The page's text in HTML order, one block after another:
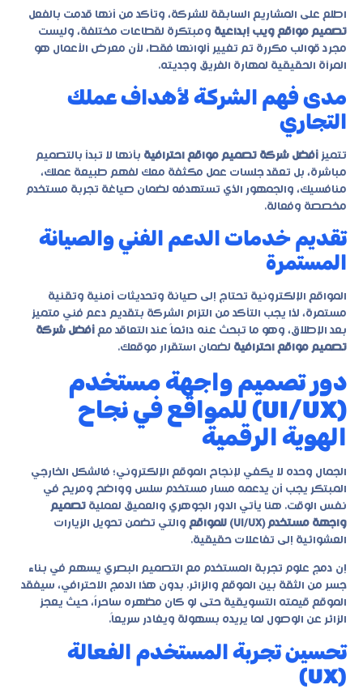
اطلع على المشاريع السابقة للشركة، وتأكد من أنها قدمت بالفعل
تصميم مواقع ويب إبداعية ومبتكرة لقطاعات مختلفة، وليست
مجرد قوالب مكررة تم تغيير ألوانها فقط، لأن معرض الأعمال هو
المرآة الحقيقية لمهارة الفريق وجديته.
مدى فهم الشركة لأهداف عملك
التجاري
تتميز أفضل شركة تصميم مواقع احترافية بأنها لا تبدأ بالتصميم
مباشرة، بل تعقد جلسات عمل مكثفة معك لفهم طبيعة عملك،
منافسيك، والجمهور الذي تستهدفه لضمان صياغة تجربة مستخدم
مخصصة وفعالة.
تقديم خدمات الدعم الفني والصيانة
المستمرة
المواقع الإلكترونية تحتاج إلى صيانة وتحديثات أمنية وتقنية
مستمرة، لذا يجب التأكد من التزام الشركة بتقديم دعم فني متميز
بعد الإطلاق، وهو ما تبحث عنه دائماً عند التعاقد مع أفضل شركة
تصميم مواقع احترافية لضمان استقرار موقعك.
دور تصميم واجهة مستخدم
(UI/UX) للمواقع في نجاح
الهوية الرقمية
الجمال وحده لا يكفي لإنجاح الموقع الإلكتروني؛ فالشكل الخارجي
المبتكر يجب أن يدعمه مسار مستخدم سلس وواضح ومريح في
نفس الوقت. هنا يأتي الدور الجوهري والعميق لعملية تصميم
واجهة مستخدم (UI/UX) للمواقع
والتي تضمن تحويل الزيارات
العشوائية إلى تفاعلات حقيقية.
إن دمج علوم تجربة المستخدم مع التصميم البصري يسهم في بناء
جسر من الثقة بين الموقع والزائر. بدون هذا الدمج الاحترافي، سيفقد
الموقع قيمته التسويقية حتى لو كان مظهره ساحراً، حيث يعجز
الزائر عن الوصول لما يريده بسهولة ويغادر سريعاً.
تحسين تجربة المستخدم الفعالة
(UX)